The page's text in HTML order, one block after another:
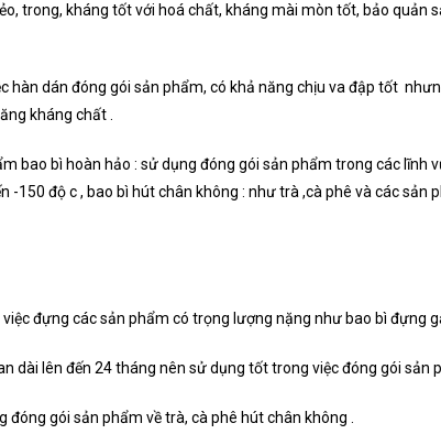
trong, kháng tốt với hoá chất, kháng mài mòn tốt, bảo quản
hàn dán đóng gói sản phẩm, có khả năng chịu va đập tốt
kháng chất .
bao bì hoàn hảo : sử dụng đóng gói sản phẩm trong các lĩnh
-150 độ c , bao bì hút chân không : như trà ,cà phê và các sản
đựng các sản phẩm có trọng lượng nặng như bao bì đựng
dài lên đến 24 tháng nên sử dụng tốt trong việc đóng gói sản
gói sản phẩm về trà, cà phê hút chân không .